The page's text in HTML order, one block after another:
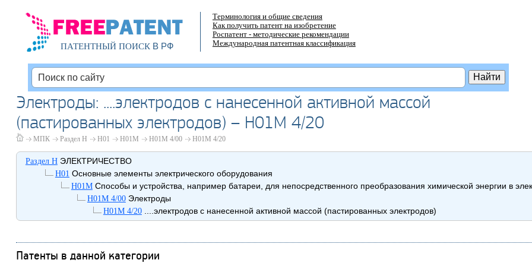
ПАТЕНТНЫЙ ПОИСКВ РФ
Терминология и общие сведения
Как получить патент на изобретение
Роспатент - методические рекомендации
Международная патентная классификация
Электроды: ....электродов с нанесенной активной массой
(пастированных электродов) – H01M 4/20
МПК Раздел H H01 H01M H01M 4/00 H01M 4/20
Раздел HЭЛЕКТРИЧЕСТВО
H01 Основные элементы электрического оборудования
H01MСпособы и устройства, например батареи, для непосредственного преобразования химической энергии в
H01M 4/00Электроды
H01M 4/20....электродов с нанесенной активной массой (пастированных электродов)
Патенты в данной категории